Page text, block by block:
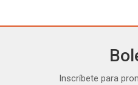
Inscríbete para